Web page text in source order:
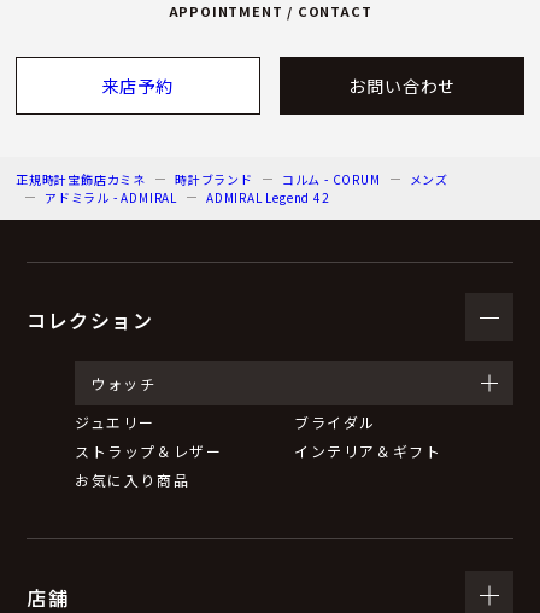
APPOINTMENT / CONTACT
来店予約 お問い合わせ
正規時計宝飾店カミネ 時計ブランド コルム - CORUM
メンズ
アドミラル - ADMIRAL
ADMIRAL Legend 42
コレクション
ウォッチ
ジュエリー
ブライダル
ストラップ＆レザー
インテリア＆ギフト
お気に入り商品
店舗